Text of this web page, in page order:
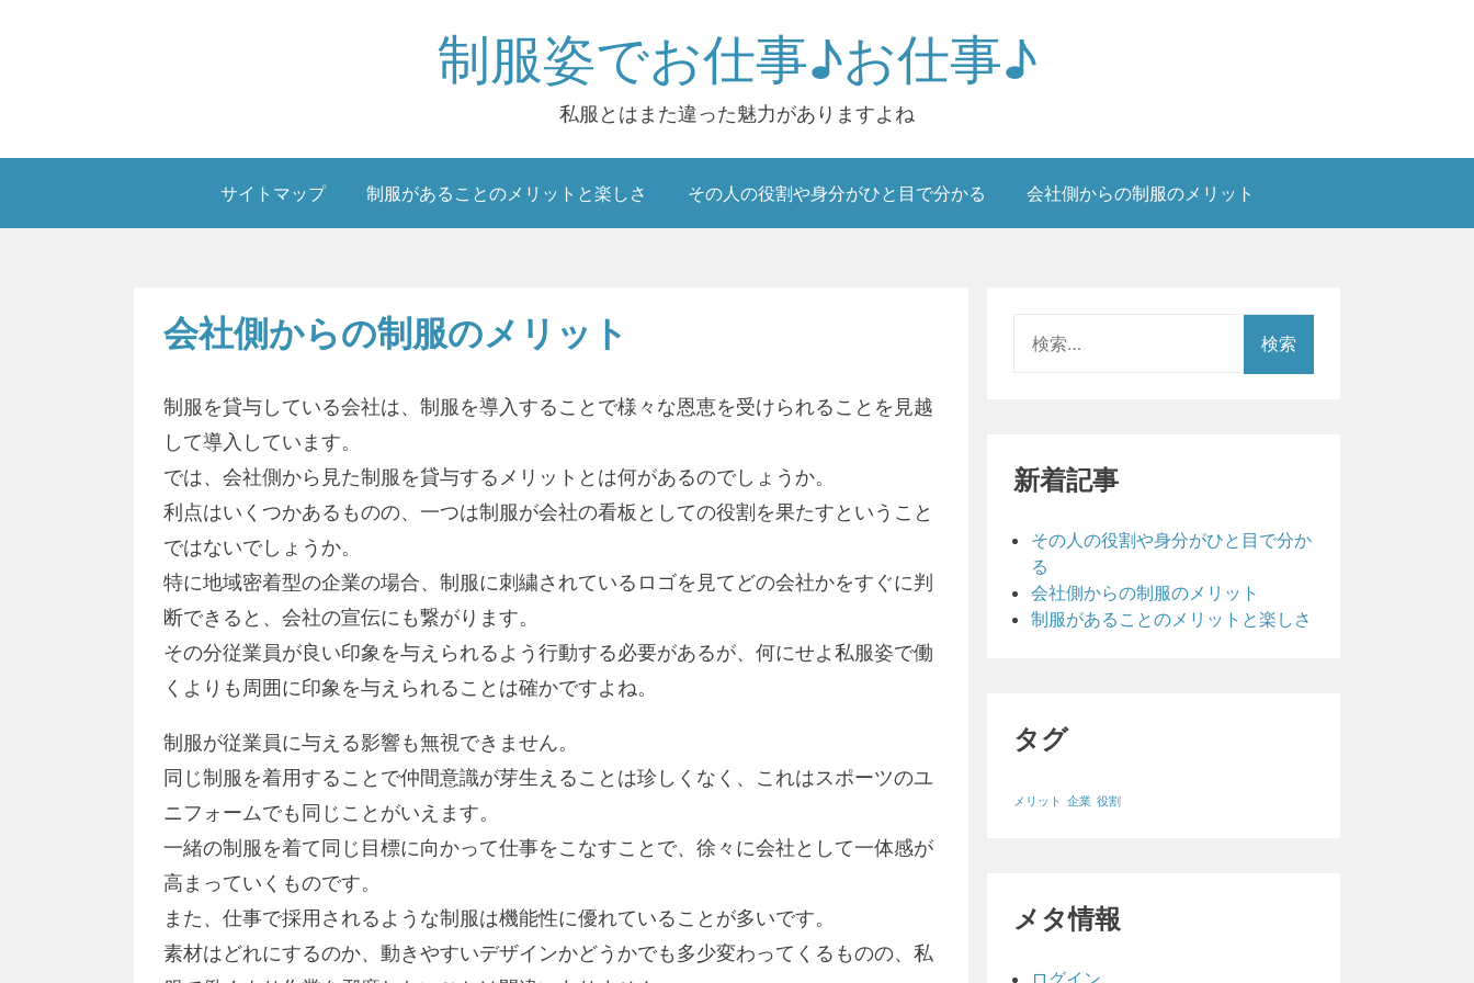
制服姿でお仕事♪お仕事♪
私服とはまた違った魅力がありますよね
サイトマップ 制服があることのメリットと楽しさ その人の役割や身分がひと目で分かる 会社側からの制服のメリット
会社側からの制服のメリット
制服を貸与している会社は、制服を導入することで様々な恩恵を受けられることを見越
して導入しています。
では、会社側から見た制服を貸与するメリットとは何があるのでしょうか。
利点はいくつかあるものの、一つは制服が会社の看板としての役割を果たすということ
ではないでしょうか。
特に地域密着型の企業の場合、制服に刺繍されているロゴを見てどの会社かをすぐに判
断できると、会社の宣伝にも繋がります。
その分従業員が良い印象を与えられるよう行動する必要があるが、何にせよ私服姿で働
くよりも周囲に印象を与えられることは確かですよね。
制服が従業員に与える影響も無視できません。
同じ制服を着用することで仲間意識が芽生えることは珍しくなく、これはスポーツのユ
ニフォームでも同じことがいえます。
一緒の制服を着て同じ目標に向かって仕事をこなすことで、徐々に会社として一体感が
高まっていくものです。
また、仕事で採用されるような制服は機能性に優れていることが多いです。
素材はどれにするのか、動きやすいデザインかどうかでも多少変わってくるものの、私
索:
新着記事
その人の役割や身分がひと目で分か
る
会社側からの制服のメリット
制服があることのメリットと楽しさ
タグ
メリット 企業 役割
メタ情報
ログイン